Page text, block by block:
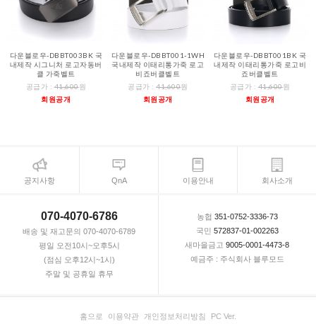
다운블로우-DBBT003BK 국
내제작 시그니처 로고자동버
클 가죽벨트
공급가 :41,600원
회원공개
다운블로우-DBBT001-1WH
국내제작 이태리통가죽 로고
비죠버클벨트
공급가 :41,600원
회원공개
다운블로우-DBBT001BK 국
내제작 이태리통가죽 로고비
죠버클벨트
공급가 : 41,600원
회원공개
공지사항 QnA 이용안내 회사소개
070-4070-6786
배송 및 재고문의 070-4070-6789
평일 오전10시~오후5시
(점심 오후12시~1시)
주말 및 공휴일 휴무
농협 351-0752-3336-73
국민 572837-01-002263
새마을금고 9005-0001-4473-8
예금주 : 주식회사 블루모드
홈으로 이용약관 개인정보처리방침 PC Ver.